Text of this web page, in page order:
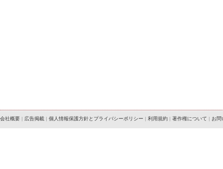
会社概要 | 広告掲載 | 個人情報保護方針とプライバシーポリシー | 利用規約 | 著作権について | お問